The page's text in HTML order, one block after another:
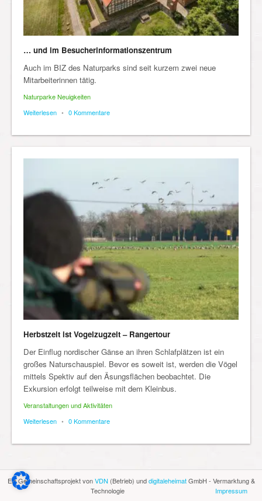
… und im Besucherinformationszentrum
Auch im BIZ des Naturparks sind seit kurzem zwei neue
Mitarbeiterinnen tätig.
Naturparke Neuigkeiten
Weiterlesen • 0 Kommentare
Herbstzeit ist Vogelzugzeit – Rangertour
Der Einflug nordischer Gänse an ihren Schlafplätzen ist ein
großes Naturschauspiel. Bevor es soweit ist, werden die Vögel
mittels Spektiv auf den Äsungsflächen beobachtet. Die
Exkursion erfolgt teilweise mit dem Kleinbus.
Veranstaltungen und Aktivitäten
Weiterlesen • 0 Kommentare
Ein Gemeinschaftsprojekt vonVDN(Betrieb) unddigitaleheimatGmbH - Vermarktung &
Technologie
Impressum